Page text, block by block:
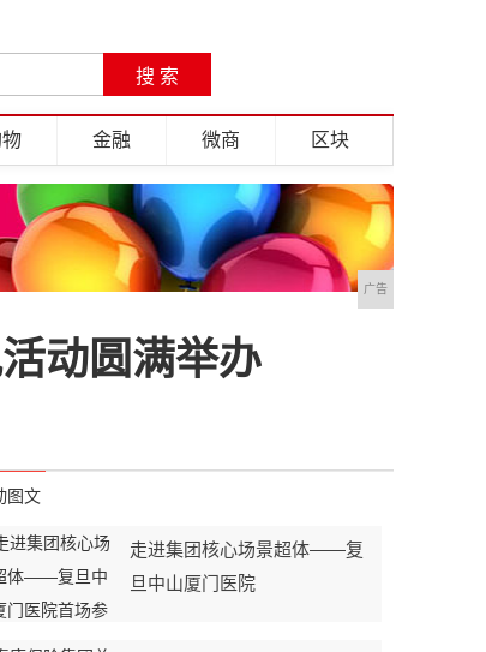
金融 微商 区块
广告
动圆满举办
图文
走进集团核心场景超体——复
旦中山厦门医院